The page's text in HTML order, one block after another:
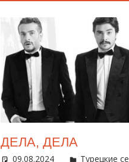
ДЕЛА, ДЕЛА
09.08.2024 Турецкие